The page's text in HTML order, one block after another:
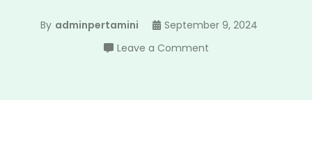
By adminpertamini
September 9, 2024
Leave a Commenton
Kabupaten